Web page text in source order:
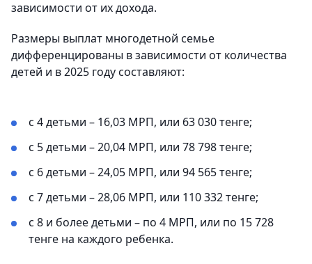
зависимости от их дохода.
Размеры выплат многодетной семье
дифференцированы в зависимости от количества
детей и в 2025 году составляют:
с 4 детьми – 16,03 МРП, или 63 030 тенге;
с 5 детьми – 20,04 МРП, или 78 798 тенге;
с 6 детьми – 24,05 МРП, или 94 565 тенге;
с 7 детьми – 28,06 МРП, или 110 332 тенге;
с 8 и более детьми – по 4 МРП, или по 15 728
тенге на каждого ребенка.